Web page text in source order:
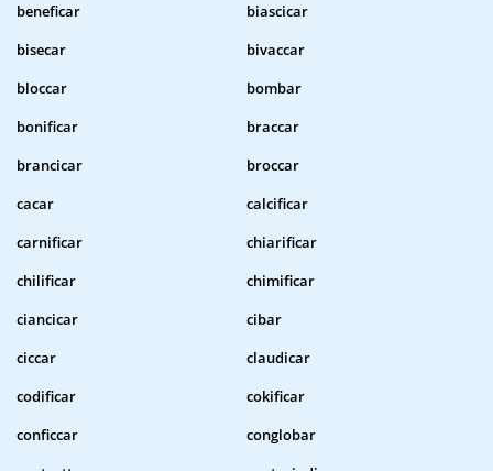
beneficar
biascicar
bisecar
bivaccar
bloccar
bombar
bonificar
braccar
brancicar
broccar
cacar
calcificar
carnificar
chiarificar
chilificar
chimificar
ciancicar
cibar
ciccar
claudicar
codificar
cokificar
conficcar
conglobar